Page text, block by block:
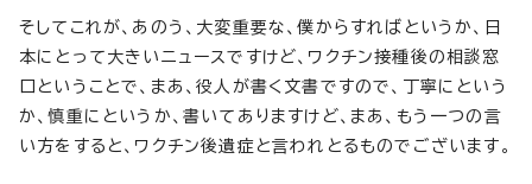
そしてこれが、あのう、大変重要な、僕からすればというか、日
本にとって大きいニュースですけど、ワクチン接種後の相談窓
口ということで、まあ、役人が書く文書ですので、丁寧にという
か、慎重にというか、書いてありますけど、まあ、もう一つの言
い方をすると、ワクチン後遺症と言われとるものでございます。